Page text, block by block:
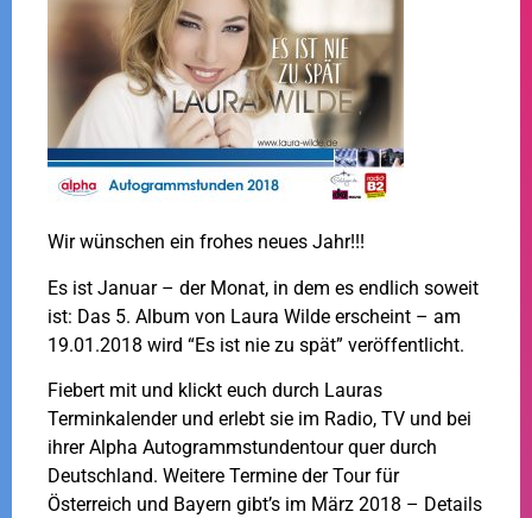
Wir wünschen ein frohes neues Jahr!!!
Es ist Januar – der Monat, in dem es endlich soweit
ist: Das 5. Album von Laura Wilde erscheint – am
19.01.2018 wird “Es ist nie zu spät” veröffentlicht.
Fiebert mit und klickt euch durch Lauras
Terminkalender und erlebt sie im Radio, TV und bei
ihrer Alpha Autogrammstundentour quer durch
Deutschland. Weitere Termine der Tour für
Österreich und Bayern gibt’s im März 2018 – Details